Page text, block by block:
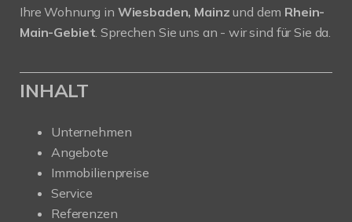
Ihre Wohnung in Wiesbaden, Mainzund dem Rhein-
Main-Gebiet. Sprechen Sie uns an - wir sind für Sie da.
INHALT
Unternehmen
Angebote
Immobilienpreise
Service
Referenzen